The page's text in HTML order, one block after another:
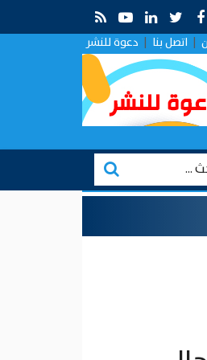
الإيراني–الإسرائيلي
| اتصل بنا | دعوة للنشر